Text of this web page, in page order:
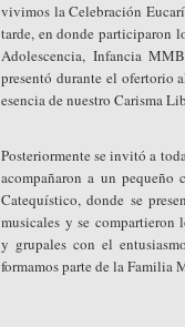
vivimos la Celebración
tarde, en donde participaron
Adolescencia, Infancia
presentó durante el ofertorio
esencia de nuestro Carisma
Posteriormente se invitó a
acompañaron a un
Catequístico, donde se
musicales y se compartieron
y grupales con el
formamos parte de la Familia